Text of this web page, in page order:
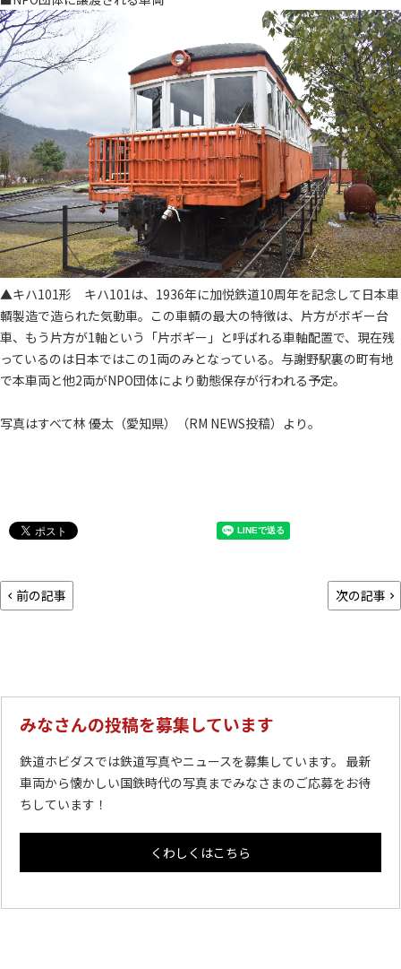
▲キハ101形 キハ101は、1936年に加悦鉄道10周年を記念して日本車
輌製造で造られた気動車。この車輌の最大の特徴は、片方がボギー台
車、もう片方が1軸という「片ボギー」と呼ばれる車軸配置で、現在残
っているのは日本ではこの1両のみとなっている。与謝野駅裏の町有地
で本車両と他2両がNPO団体により動態保存が行われる予定。
写真はすべて林 優太（愛知県）（RM NEWS投稿）より。
前の記事 次の記事
みなさんの投稿を募集しています
鉄道ホビダスでは鉄道写真やニュースを募集しています。 最新
車両から懐かしい国鉄時代の写真までみなさまのご応募をお待
ちしています！
くわしくはこちら